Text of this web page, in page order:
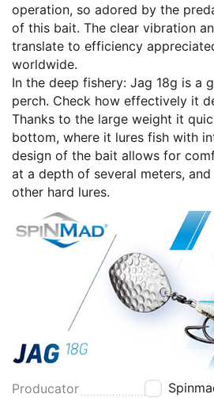
operation, so adored by the
of this bait. The clear vibration
translate to efficiency
worldwide.
In the deep fishery: Jag 18g is a
perch. Check how effectively it
Thanks to the large weight it
bottom, where it lures fish with
design of the bait allows for
at a depth of several meters,
other hard lures.
Producator